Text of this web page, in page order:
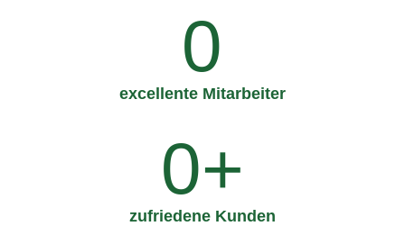
0
excellente Mitarbeiter
0+
zufriedene Kunden